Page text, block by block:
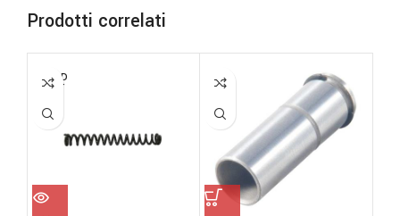
Prodotti correlati
SOLD
OUT